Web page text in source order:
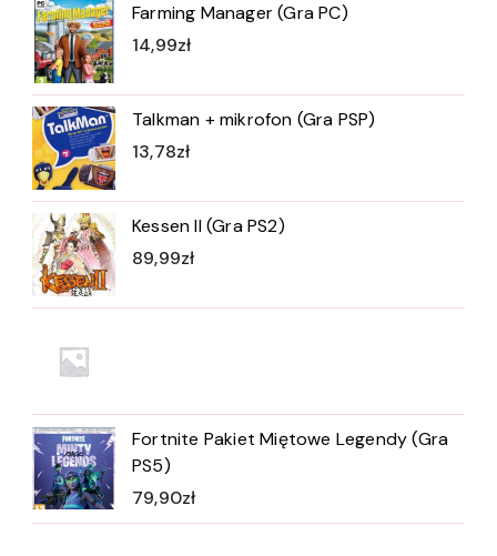
Farming Manager (Gra PC)
14,99zł
Talkman + mikrofon (Gra PSP)
13,78zł
Kessen II (Gra PS2)
89,99zł
Fortnite Pakiet Miętowe Legendy (Gra
PS5)
79,90zł